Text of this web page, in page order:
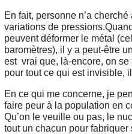
En fait, personne n’a
variations de
peuvent déformer le métal
baromètres), il y a peut-être
est vrai que, là-encore, on se
pour tout ce qui est invisible,
En ce qui me concerne, je
faire peur à la population en
Qu’on le veuille ou pas, le
tout un chacun pour fabriquer